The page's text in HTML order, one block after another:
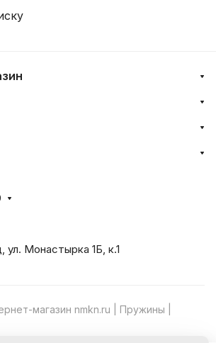
Монастырка 1Б, к.1
магазин nmkn.ru | Пружины |